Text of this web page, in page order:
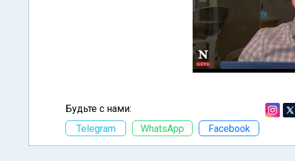
Будьте с нами:
Telegram
WhatsApp Facebook